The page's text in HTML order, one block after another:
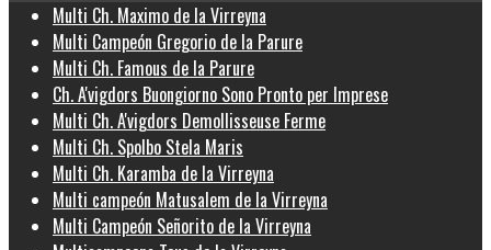
Multi Ch. Maximo de la Virreyna
Multi Campeón Gregorio de la Parure
Multi Ch. Famous de la Parure
Ch. A'vigdors Buongiorno Sono Pronto per Imprese
Multi Ch. A'vigdors Demollisseuse Ferme
Multi Ch. Spolbo Stela Maris
Multi Ch. Karamba de la Virreyna
Multi campeón Matusalem de la Virreyna
Multi Campeón Señorito de la Virreyna